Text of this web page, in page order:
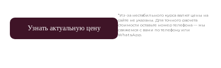
Узнать актуальную цену
*Из-за нестабильного курса валют цены на
сайте не указаны. Для точного расчета
стоимости оставьте номер телефона — мы
свяжемся с вами по телефону или
WhatsApp.